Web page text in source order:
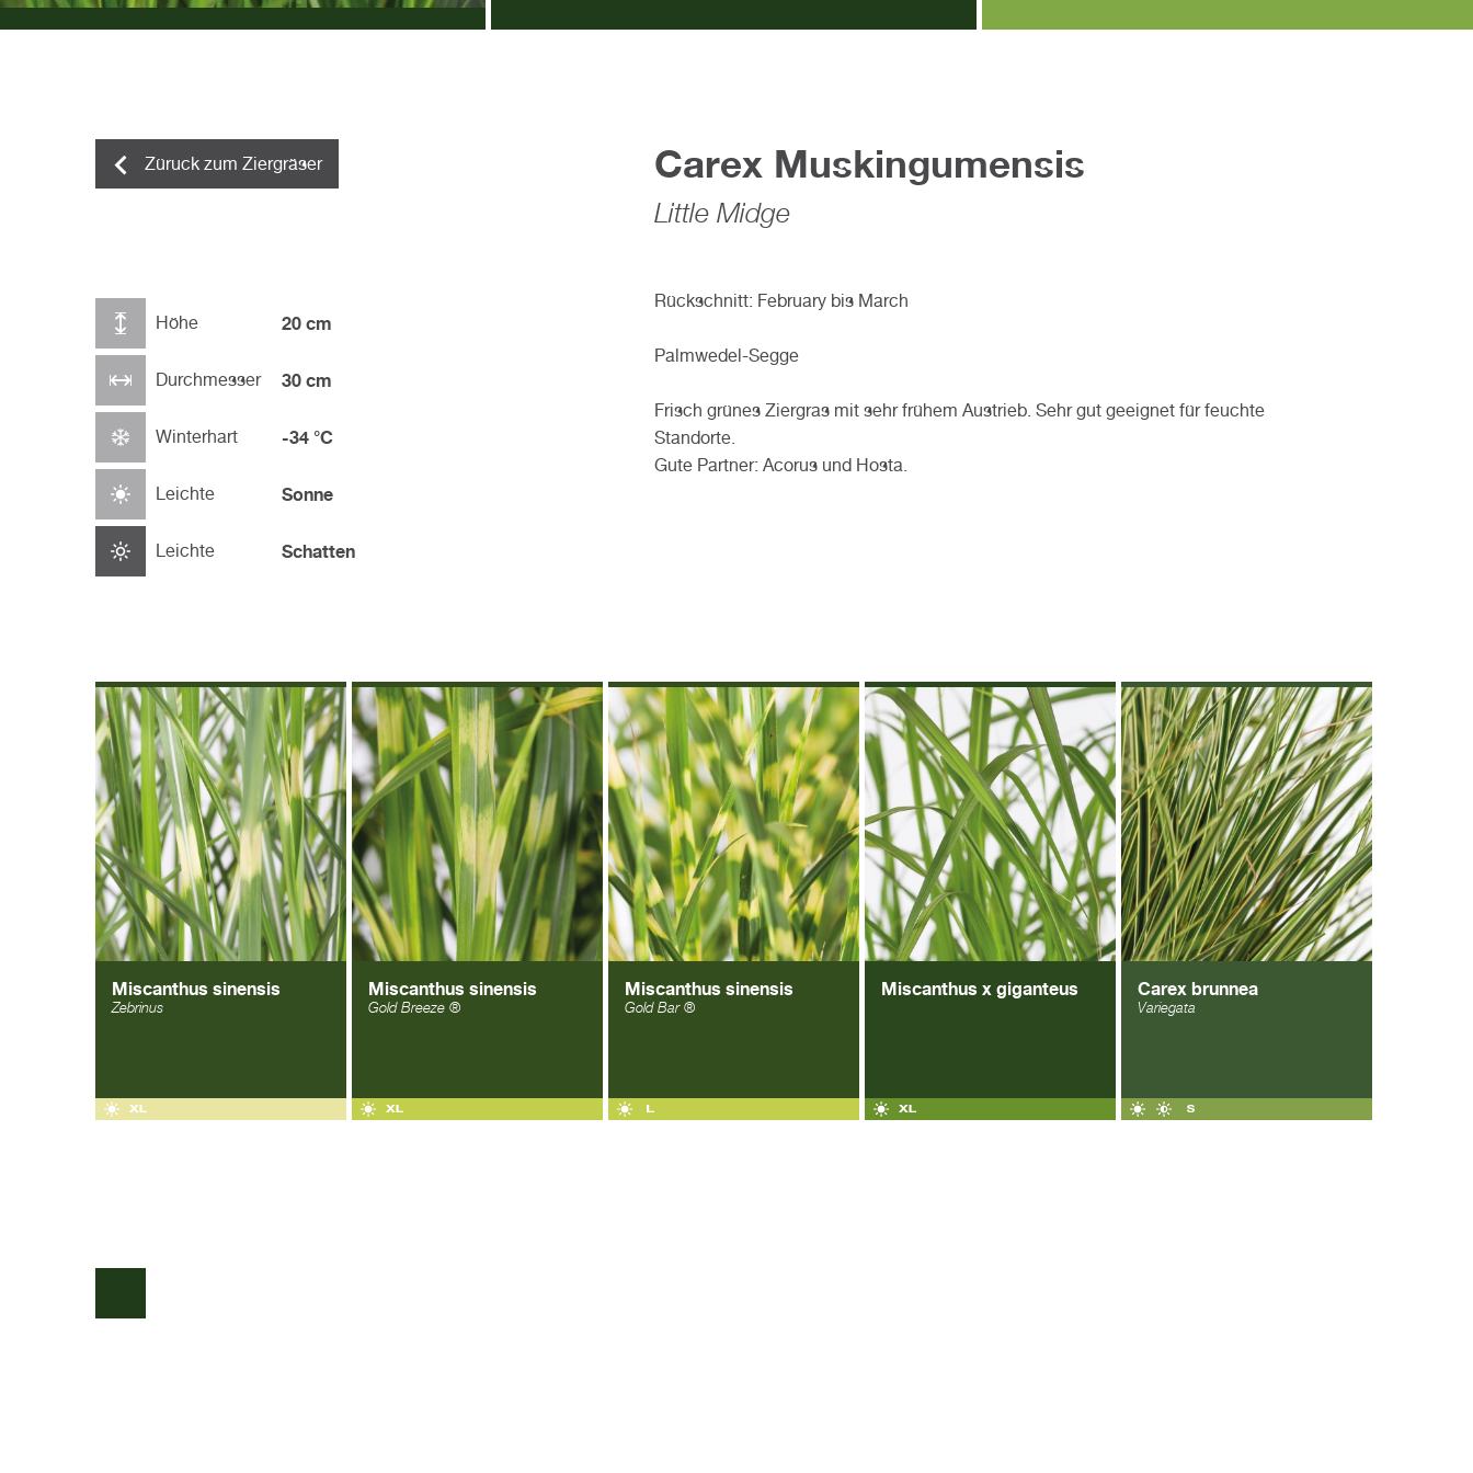
Züruck zum Ziergräser
Höhe 20 cm
Durchmesser 30 cm
Winterhart -34 °C
Leichte Sonne
Leichte Schatten
Carex Muskingumensis
Little Midge
Rückschnitt: February bis March
Palmwedel-Segge
Frisch grünes Ziergras mit sehr frühem Austrieb. Sehr gut geeignet für feuchte
Standorte.
Gute Partner: Acorus und Hosta.
Miscanthus sinensis
Zebrinus
Miscanthus sinensis
Gold Breeze ®
Miscanthus sinensis
Gold Bar ®
Miscanthus x giganteus Carex brunnea
Variegata